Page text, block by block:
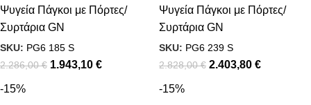
πλάτος 60εκ
Ψυγεία Πάγκοι με Πόρτες/
Συρτάρια GN
SKU: PG6 185 S
2.286,00€ 1.943,10 €
πλάτος 60εκ
Ψυγεία Πάγκοι με Πόρτες/
Συρτάρια GN
SKU: PG6 239 S
2.828,00€ 2.403,80 €
-15% -15%